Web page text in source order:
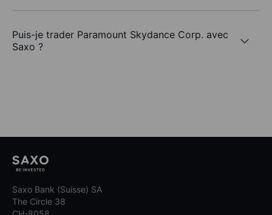
Puis-je trader Paramount Skydance Corp. avec
Saxo ?
Saxo Bank (Suisse) SA
The Circle 38